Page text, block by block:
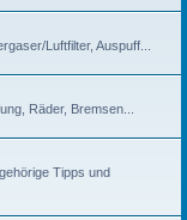
Luftfilter, Auspuff...
Räder, Bremsen...
Tipps und